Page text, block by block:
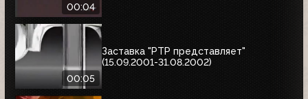
00:04
00:05
Заставка "РТР представляет"
(15.09.2001-31.08.2002)